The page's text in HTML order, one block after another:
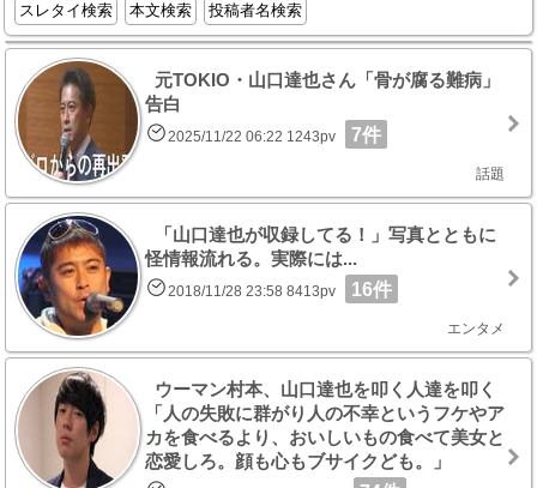
スレタイ検索 本文検索 投稿者名検索
元TOKIO・山口達也さん「骨が腐る難病」
告白
2025/11/22 06:22 1243pv 7件
話題
「山口達也が収録してる！」写真とともに
怪情報流れる。実際には...
2018/11/28 23:58 8413pv 16件
エンタメ
ウーマン村本、山口達也を叩く人達を叩く
「人の失敗に群がり人の不幸というフケやア
カを食べるより、おいしいもの食べて美女と
恋愛しろ。顔も心もブサイクども。」